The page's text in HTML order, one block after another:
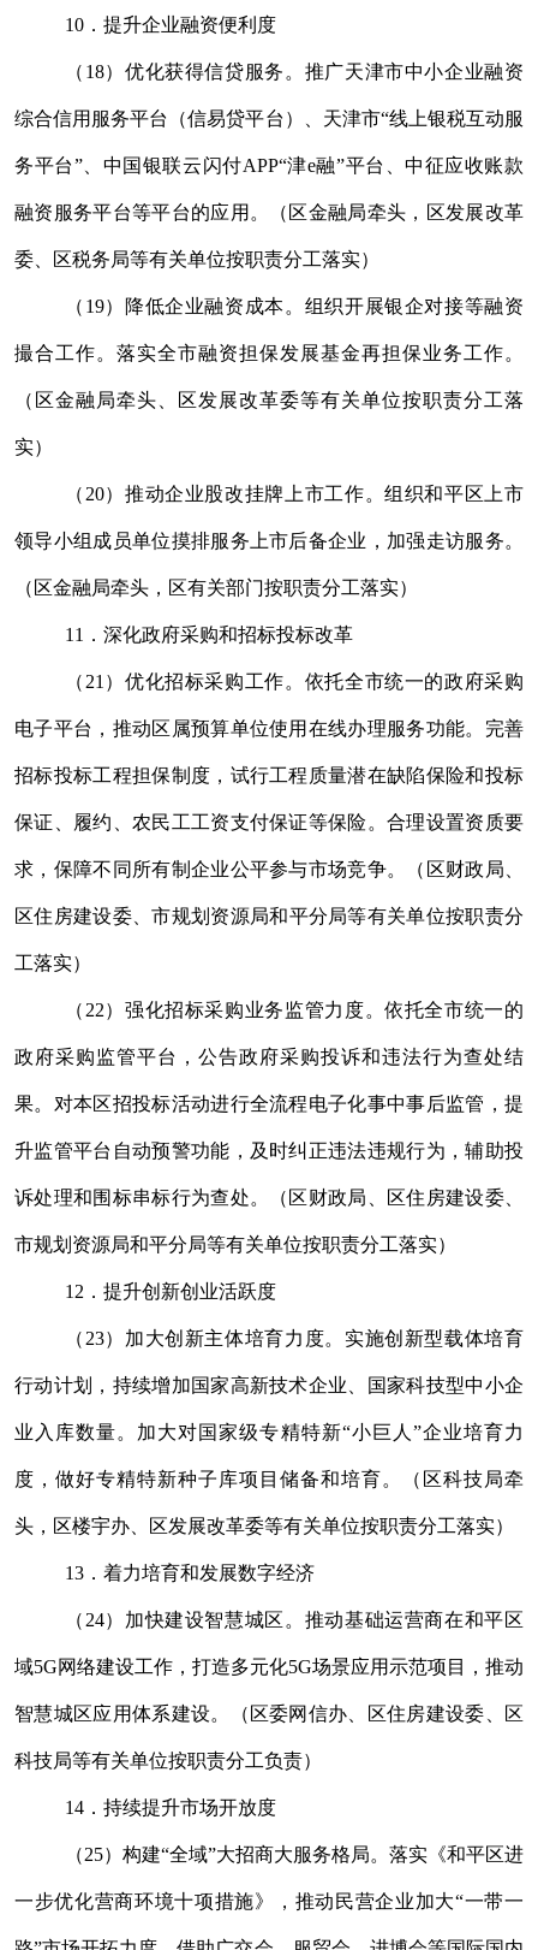
10 ．提升企业融资便利度
（ 18）优化获得信贷服务。推广天津市中小企业融资
综合信用服务平台（信易贷平台）、天津市“线上银税互动服
务平台”、中国银联云闪付APP“津e融”平台、中征应收账款
融资服务平台等平台的应用。（区金融局牵头，区发展改革
委、区税务局等有关单位按职责分工落实）
（ 19） 降低企业融资成本。 组织开展银企对接等融资
撮合工作。 落实全市融资担保发展基金再担保业务工作。
（区金融局牵头、区发展改革委等有关单位按职责分工落
实）
（ 20）推动企业股改挂牌上市工作。组织和平区上市
领导小组成员单位摸排服务上市后备企业，加强走访服务。
（区金融局牵头，区有关部门按职责分工落实）
11 ．深化政府采购和招标投标改革
（ 21 ）优化招标采购工作。依托全市统一的政府采购
电子平台，推动区属预算单位使用在线办理服务功能。完善
招标投标工程担保制度，试行工程质量潜在缺陷保险和投标
保证 、履约、农民工工资支付保证等保险。合理设置资质要
求，保障不同所有制企业公平参与市场竞争。（区财政局、
区住房建设委、市规划资源局和平分局等有关单位按职责分
工落实）
（ 22）强化招标采购业务监管力度。依托全市统一的
政府采购监管平台， 公告政府采购投诉和违法行为查处结
果。对本区招投标活动进行全流程电子化事中事后监管，提
升监管平台自动预警功能，及时纠正违法违规行为，辅助投
诉处理和围标串标行为查处。（区财政局、区住房建设委、
市规划资源局和平分局等有关单位按职责分工落实）
12 ．提升创新创业活跃度
（ 23）加大创新主体培育力度。实施创新型载体培育
行动计划，持续增加国家高新技术企业、国家科技型中小企
业入库数量。加大对国家级专精特新“小巨人 ”企业培育力
度，做好专精特新种子库项目储备和培育。（区科技局牵
头，区楼宇办、区发展改革委等有关单位按职责分工落实）
13 ．着力培育和发展数字经济
（ 24）加快建设智慧城区。推动基础运营商在和平区
域5G网络建设工作，打造多元化5G场景应用示范项目，推动
智慧城区应用体系建设。 （区委网信办、区住房建设委、区
科技局等有关单位按职责分工负责）
14 ．持续提升市场开放度
（25）构建“全域”大招商大服务格局。落实《和平区进
一步优化营商环境十项措施》，推动民营企业加大“一带一